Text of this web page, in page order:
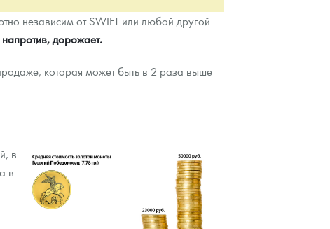
независим от SWIFT или любой другой
дорожает.
которая может быть в 2 раза выше
в
в